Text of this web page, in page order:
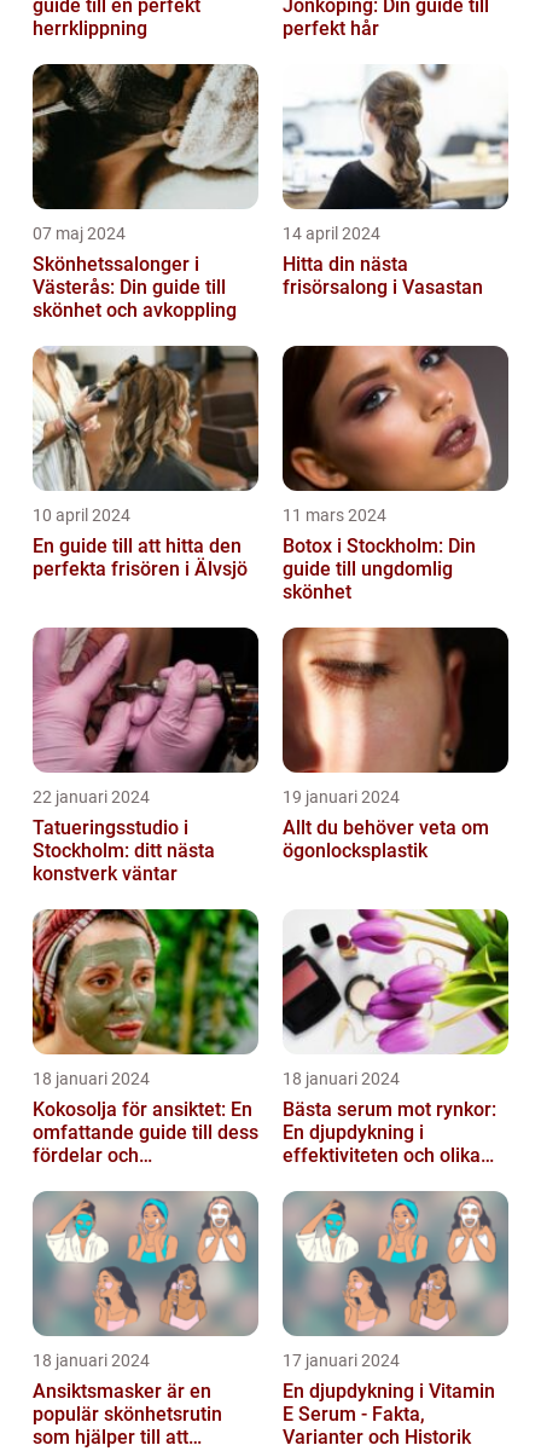
guide till en perfekt
herrklippning
Jönköping: Din guide till
perfekt hår
07 maj 2024
Skönhetssalonger i
Västerås: Din guide till
skönhet och avkoppling
14 april 2024
Hitta din nästa
frisörsalong i Vasastan
10 april 2024
En guide till att hitta den
perfekta frisören i Älvsjö
11 mars 2024
Botox i Stockholm: Din
guide till ungdomlig
skönhet
22 januari 2024
Tatueringsstudio i
Stockholm: ditt nästa
konstverk väntar
19 januari 2024
Allt du behöver veta om
ögonlocksplastik
18 januari 2024
Kokosolja för ansiktet: En
omfattande guide till dess
fördelar och
18 januari 2024
Bästa serum mot rynkor:
En djupdykning i
effektiviteten och olika
18 januari 2024
Ansiktsmasker är en
populär skönhetsrutin
som hjälper till att
17 januari 2024
En djupdykning i Vitamin
E Serum - Fakta,
Varianter och Historik